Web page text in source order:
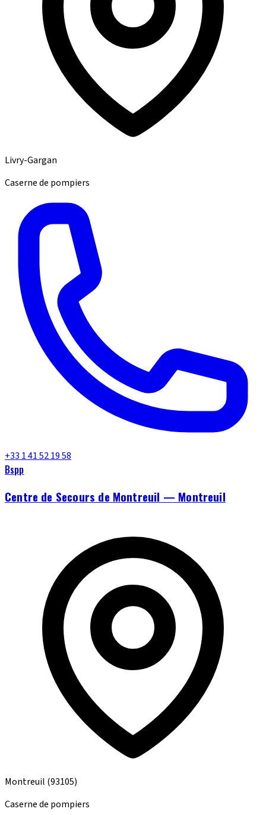
Livry-Gargan
Caserne de pompiers
+33 1 41 52 19 58
Bspp
Centre de Secours de Montreuil — Montreuil
Montreuil (93105)
Caserne de pompiers